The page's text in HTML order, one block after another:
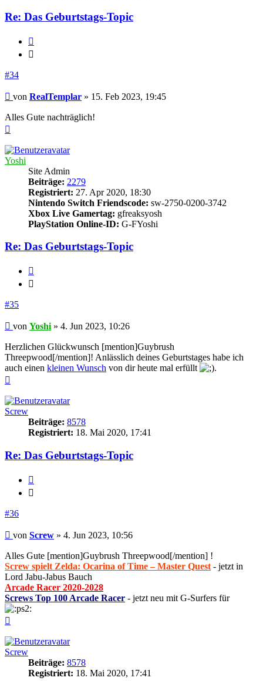
Re: Das Geburtstags-Topic
#34
Beitrag
von RealTemplar » 15. Feb 2023, 19:45
Alles Gute nachträglich!
Yoshi
Site Admin
Beiträge: 2279
Registriert: 27. Apr 2020, 18:30
Nintendo Switch Friendscode: sw-2750-0200-3742
Xbox Live Gamertag: gfreaksyosh
PlayStation Online-ID: G-FYoshi
Re: Das Geburtstags-Topic
#35
Beitrag
von Yoshi » 4. Jun 2023, 10:26
Herzlichen Glückwunsch [mention]Guybrush
Threepwood[/mention]! Anlässlich deines Geburtstages habe ich
auch einen kleinen Wunsch von dir heute mal erfüllt
.
Screw
Beiträge: 8578
Registriert: 18. Mai 2020, 17:41
Re: Das Geburtstags-Topic
#36
Beitrag
von Screw » 4. Jun 2023, 10:56
Alles Gute [mention]Guybrush Threepwood[/mention] !
Screw spielt Zelda: Ocarina of Time – Master Quest - jetzt in
Lord Jabu-Jabus Bauch
Arcade Racer 2020-2028
Screws Top 100 Arcade Racer - jetzt neu mit G-Surfers für
Screw
Beiträge: 8578
Registriert: 18. Mai 2020, 17:41